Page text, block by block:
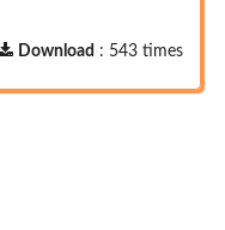
Download : 543 times